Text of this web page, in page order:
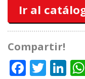
Ir al
Compartir!